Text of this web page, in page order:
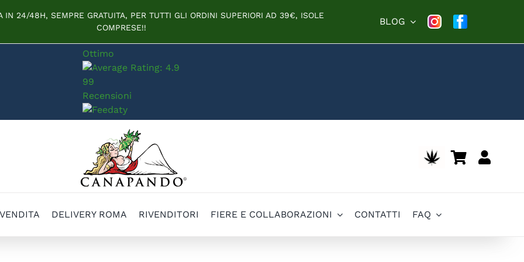
IN 24/48H, SEMPRE GRATUITA, PER TUTTI GLI ORDINI SUPERIORI AD 39€, ISOLE
COMPRESE!!
BLOG
Ottimo
99
Recensioni
DELIVERY ROMA RIVENDITORI FIERE E COLLABORAZIONI CONTATTI FAQ